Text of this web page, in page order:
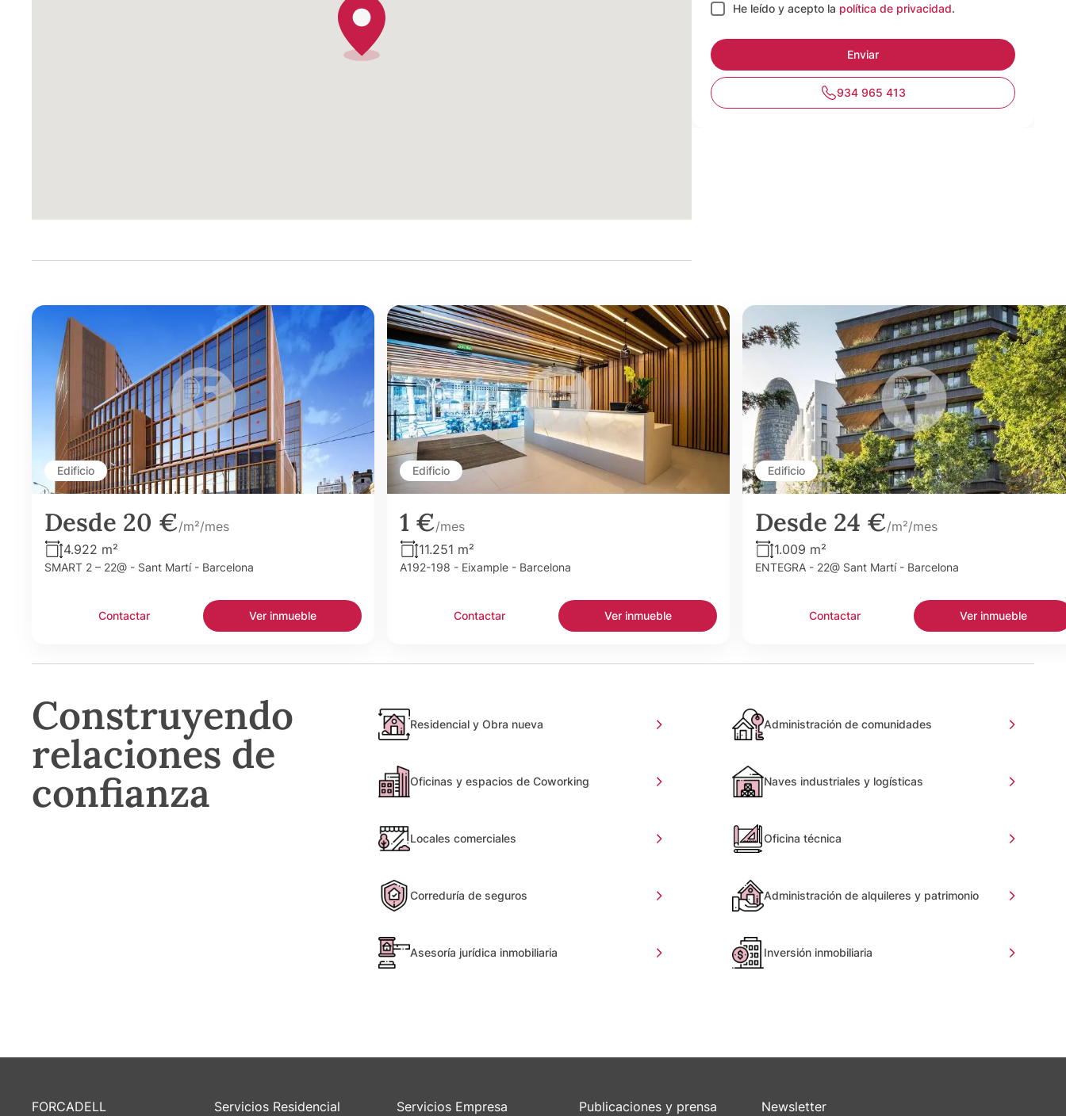
He leído y acepto la política de privacidad.
934 965 413
Edificio
Desde 20 €/m²/mes
4.922 m²
SMART 2 – 22@ - Sant Martí - Barcelona
Contactar Ver inmueble
Edificio
1 €/mes
11.251 m²
A192-198 - Eixample - Barcelona
Contactar Ver inmueble
Edificio
Desde 24 €/m²/mes
1.009 m²
ENTEGRA - 22@ Sant Martí - Barcelona
Contactar Ver inmueble
Construyendo
relaciones de
confianza
Residencial y Obra nueva Administración de comunidades
Oficinas y espacios de Coworking Naves industriales y logísticas
Locales comerciales Oficina técnica
Correduría de seguros Administración de alquileres y patrimonio
Asesoría jurídica inmobiliaria Inversión inmobiliaria
FORCADELL Servicios Residencial Servicios Empresa Publicaciones y prensa Newsletter